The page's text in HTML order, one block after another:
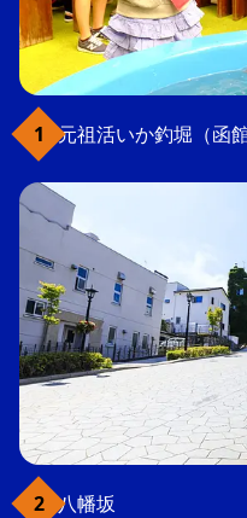
元祖活いか釣堀（函
八幡坂